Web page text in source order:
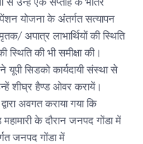
पेंशन योजना के अंतर्गत सत्यापन
अपात्र लाभार्थियों की स्थिति
स्थिति की भी समीक्षा की।
सिडको कार्यदायी संस्था से
शीघ्र हैण्ड ओवर करायें।
अवगत कराया गया कि
के दौरान जनपद गोंडा में
जनपद गोंडा में